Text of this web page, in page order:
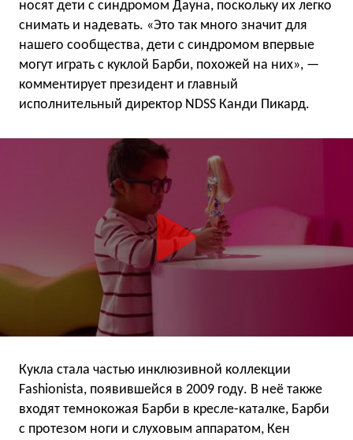
носят дети с синдромом Дауна, поскольку их легко
снимать и надевать. «Это так много значит для
нашего сообщества, дети с синдромом впервые
могут играть с куклой Барби, похожей на них», —
комментирует президент и главный
исполнительный директор NDSS Канди Пикард.
Кукла стала частью инклюзивной коллекции
Fashionista, появившейся в 2009 году. В неё также
входят темнокожая Барби в кресле-каталке, Барби
с протезом ноги и слуховым аппаратом, Кен